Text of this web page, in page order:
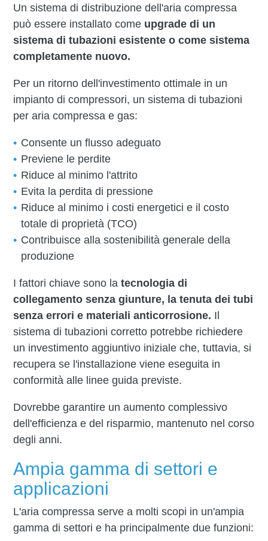
Un sistema di distribuzione dell'aria compressa
può essere installato come upgrade di un
sistema di tubazioni esistente o come sistema
completamente nuovo.
Per un ritorno dell'investimento ottimale in un
impianto di compressori, un sistema di tubazioni
per aria compressa e gas:
Consente un flusso adeguato
Previene le perdite
Riduce al minimo l'attrito
Evita la perdita di pressione
Riduce al minimo i costi energetici e il costo
totale di proprietà (TCO)
Contribuisce alla sostenibilità generale della
produzione
I fattori chiave sono la tecnologia di
collegamento senza giunture, la tenuta dei tubi
senza errori e materiali anticorrosione. Il
sistema di tubazioni corretto potrebbe richiedere
un investimento aggiuntivo iniziale che, tuttavia, si
recupera se l'installazione viene eseguita in
conformità alle linee guida previste.
Dovrebbe garantire un aumento complessivo
dell'efficienza e del risparmio, mantenuto nel corso
degli anni.
Ampia gamma di settori e
applicazioni
L'aria compressa serve a molti scopi in un'ampia
gamma di settori e ha principalmente due funzioni: